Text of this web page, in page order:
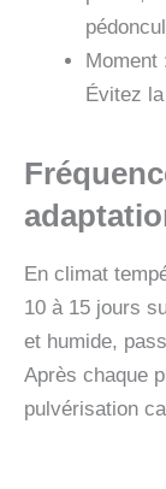
Moment
Évitez
En climat
10 à 15 jours
et humide,
Après chaque
pulvérisation